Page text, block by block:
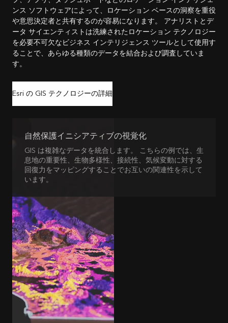
ンス ソフトウェアによって、ロケーション ベースの洞察を重役
や意思決定者と共有するのが容易になります。 アナリストとデ
ータ サイエンティストは洗練されたロケーション テクノロジー
を必要不可欠なビジネス インテリジェンス ツールとして使用す
ることで、あらゆる種類のデータを結合および調査していま
す。
Esri の GIS テクノロジーの詳細
自然保護イニシアティブの視覚化
GIS は複雑なデータを統合します。 こちらの例では、生
息地の重要性、生物多様性、接続性、気候変動に対する
回復力をマッピングすることでお互いの関連性を示して
います。